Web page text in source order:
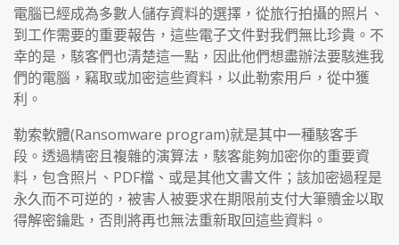
電腦已經成為多數人儲存資料的選擇，從旅行拍攝的照片、
到工作需要的重要報告，這些電子文件對我們無比珍貴。不
幸的是，駭客們也清楚這一點，因此他們想盡辦法要駭進我
們的電腦，竊取或加密這些資料，以此勒索用戶，從中獲
利。
勒索軟體(Ransomware program)就是其中一種駭客手
段。透過精密且複雜的演算法，駭客能夠加密你的重要資
料，包含照片、PDF檔、或是其他文書文件；該加密過程是
永久而不可逆的，被害人被要求在期限前支付大筆贖金以取
得解密鑰匙，否則將再也無法重新取回這些資料。